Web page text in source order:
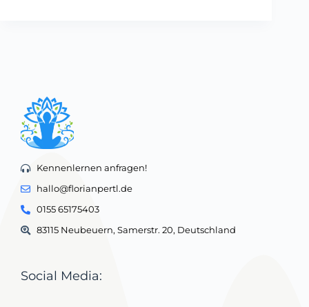
Kennenlernen anfragen!
hallo@florianpertl.de
0155 65175403
83115 Neubeuern, Samerstr. 20, Deutschland
Social Media: